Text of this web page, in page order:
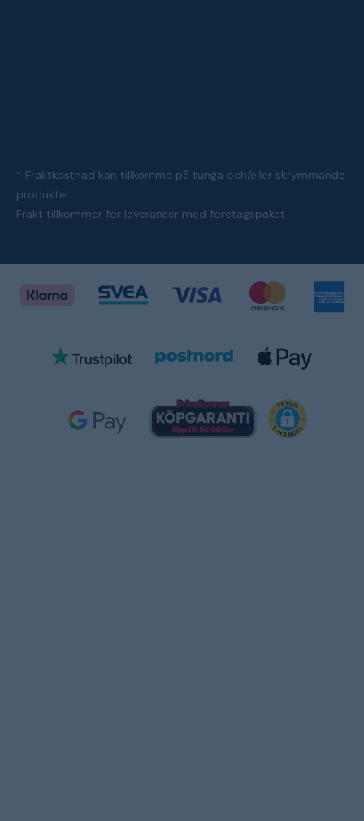
* Fraktkostnad kan tillkomma på tunga och/eller skrymmande
produkter
Frakt tillkommer för leveranser med företagspaket